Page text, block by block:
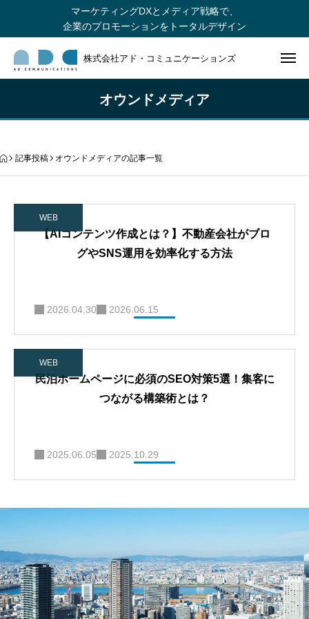
マーケティングDXとメディア戦略で、
企業のプロモーションをトータルデザイン
株式会社アド・コミュニケーションズ
オウンドメディア
記事投稿 オウンドメディアの記事一覧
WEB
【AIコンテンツ作成とは？】不動産会社がブロ
グやSNS運用を効率化する方法
2026.04.30 2026.06.15
WEB
民泊ホームページに必須のSEO対策5選！集客に
つながる構築術とは？
2025.06.05 2025.10.29